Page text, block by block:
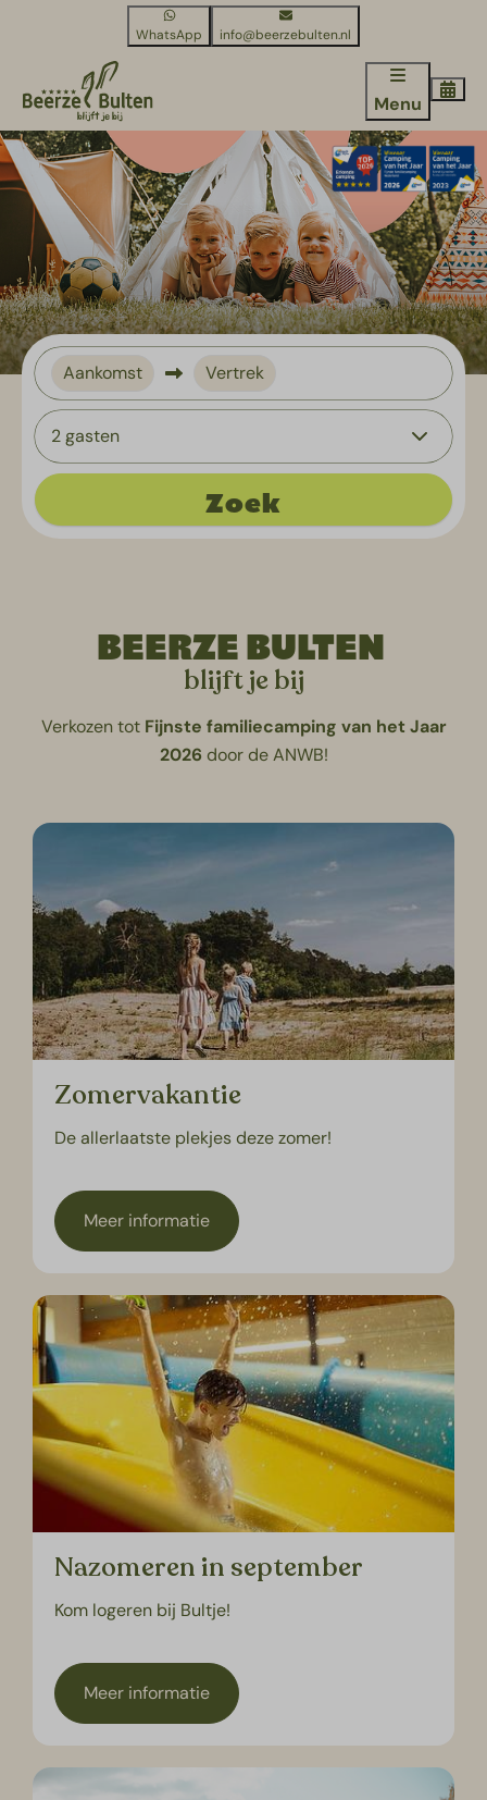
WhatsApp info@beerzebulten.nl
Menu
Aankomst Vertrek
2 gasten
Zoek
BEERZE BULTEN
blijft je bij
Verkozen tot Fijnste familiecamping van het Jaar
2026 door de ANWB!
Zomervakantie
De allerlaatste plekjes deze zomer!
Meer informatie
Nazomeren in september
Kom logeren bij Bultje!
Meer informatie